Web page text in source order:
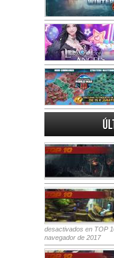
desactivados en TOP
navegador de 2017